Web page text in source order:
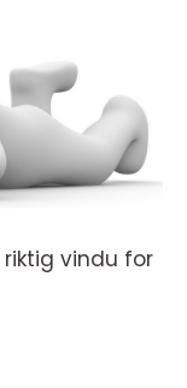
riktig vindu for